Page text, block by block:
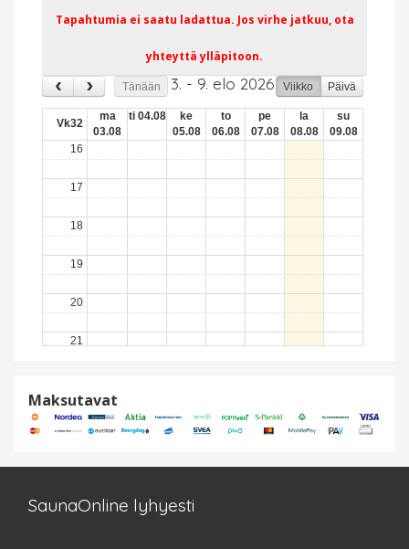
Tapahtumia ei saatu ladattua. Jos virhe jatkuu, ota
yhteyttä ylläpitoon.
Tänään 3. - 9. elo 2026 Viikko Päivä
Vk32
ma
03.08
ti 04.08
ke
05.08
to
06.08
pe
07.08
la
08.08
su
09.08
15
16
17
18
19
20
21
23
Maksutavat
SaunaOnline lyhyesti